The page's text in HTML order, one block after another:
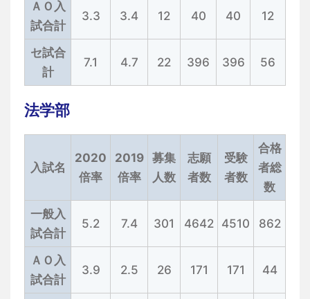
ＡＯ入
試合計
3.3 3.4 12 40 40 12
セ試合
計
7.1 4.7 22 396 396 56
法学部
入試名
2020
倍率
2019
倍率
募集
人数
志願
者数
受験
者数
合格
者総
数
一般入
試合計
5.2 7.4 301 4642 4510 862
ＡＯ入
試合計
3.9 2.5 26 171 171 44